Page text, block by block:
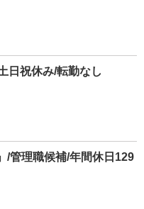
日祝休み/転勤なし
/管理職候補/年間休日129